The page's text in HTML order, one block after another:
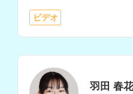
ためのサポートにも対応さ
ビデオ
羽田 春